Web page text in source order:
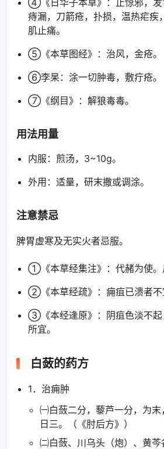
④《日华子本草》：止惊邪，发
痔漏，刀箭疮，扑损，温热疟疾
肌止痛。
⑤《本草图经》：治风，金疮。
⑥李杲：涂一切肿毒，敷疔疮。
⑦《纲目》：解狼毒毒。
用法用量
内服：煎汤，3~10g。
外用：适量，研末撒或调涂。
注意禁忌
脾胃虚寒及无实火者忌服。
①《本草经集注》：代赭为使。
②《本草经疏》：痈疽已溃者不
③《本经逢原》：阴疽色淡不起
所宜。
白蔹的药方
1．治痈肿
㈠白蔹二分，藜芦一分，为末
日三。（《肘后方》）
㈡白蔹、川乌头（炮）、黄